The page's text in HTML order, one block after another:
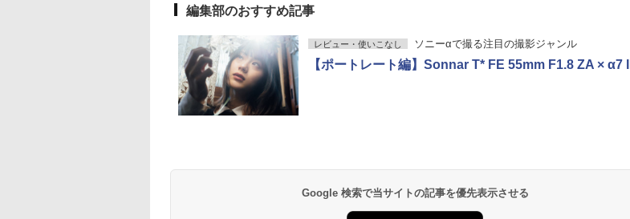
編集部のおすすめ記事
レビュー・使いこなし ソニーαで撮る注目の撮影ジャンル
【ポートレート編】Sonnar T* FE 55mm F1.8 ZA × α7 III
Google 検索で当サイトの記事を優先表示させる